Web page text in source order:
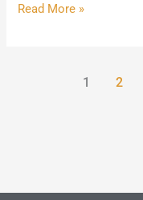
Read More »
1 2